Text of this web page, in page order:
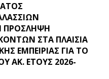
ΠΡΟΣΛΗΨΗ
ΣΤΑ ΠΛΑΙΣΙΑ
ΕΜΠΕΙΡΙΑΣ ΓΙΑ ΤΟ
ΑΚ. ΕΤΟΥΣ 2026-